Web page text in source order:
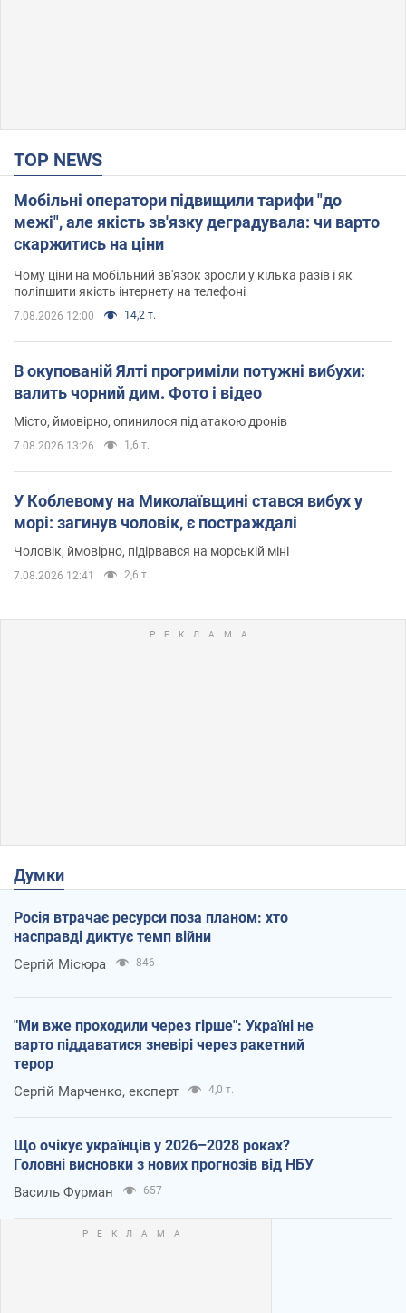
TOP NEWS
Мобільні оператори підвищили тарифи "до
межі", але якість зв'язку деградувала: чи варто
скаржитись на ціни
Чому ціни на мобільний зв'язок зросли у кілька разів і як
поліпшити якість інтернету на телефоні
7.08.2026 12:00 14,2 т.
В окупованій Ялті прогриміли потужні вибухи:
валить чорний дим. Фото і відео
Місто, ймовірно, опинилося під атакою дронів
7.08.2026 13:26 1,6 т.
У Коблевому на Миколаївщині стався вибух у
морі: загинув чоловік, є постраждалі
Чоловік, ймовірно, підірвався на морській міні
7.08.2026 12:41 2,6 т.
Думки
Росія втрачає ресурси поза планом: хто
насправді диктує темп війни
Сергій Місюра 846
"Ми вже проходили через гірше": Україні не
варто піддаватися зневірі через ракетний
терор
Сергій Марченко, експерт 4,0 т.
Що очікує українців у 2026–2028 роках?
Головні висновки з нових прогнозів від НБУ
Василь Фурман 657